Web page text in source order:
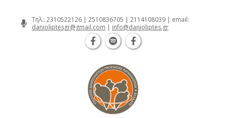
Τηλ.: 2310522126 | 2510836705 | 2114108039 | email:
danioliptesgr@gmail.com | info@danioliptes.gr